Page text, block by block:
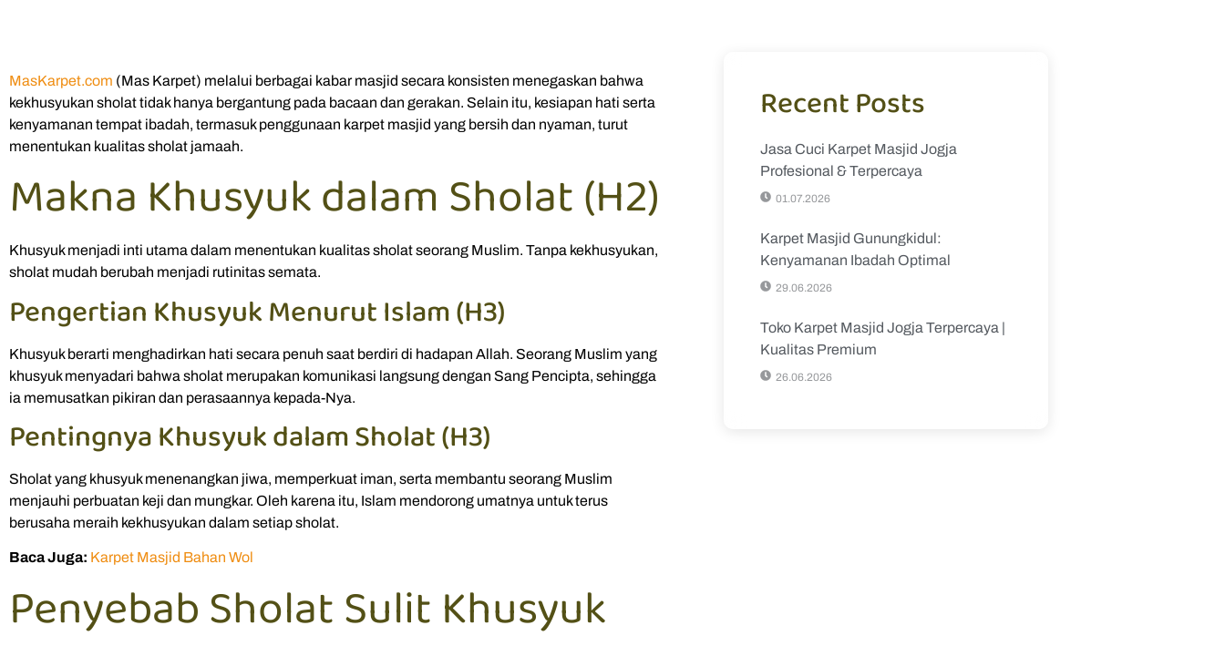
MasKarpet.com (Mas Karpet) melalui berbagai kabar masjid secara konsisten menegaskan bahwa
kekhusyukan sholat tidak hanya bergantung pada bacaan dan gerakan. Selain itu, kesiapan hati serta
kenyamanan tempat ibadah, termasuk penggunaan karpet masjid yang bersih dan nyaman, turut
menentukan kualitas sholat jamaah.
Makna Khusyuk dalam Sholat (H2)
Khusyuk menjadi inti utama dalam menentukan kualitas sholat seorang Muslim. Tanpa kekhusyukan,
sholat mudah berubah menjadi rutinitas semata.
Pengertian Khusyuk Menurut Islam (H3)
Khusyuk berarti menghadirkan hati secara penuh saat berdiri di hadapan Allah. Seorang Muslim yang
khusyuk menyadari bahwa sholat merupakan komunikasi langsung dengan Sang Pencipta, sehingga
ia memusatkan pikiran dan perasaannya kepada-Nya.
Pentingnya Khusyuk dalam Sholat (H3)
Sholat yang khusyuk menenangkan jiwa, memperkuat iman, serta membantu seorang Muslim
menjauhi perbuatan keji dan mungkar. Oleh karena itu, Islam mendorong umatnya untuk terus
berusaha meraih kekhusyukan dalam setiap sholat.
Baca Juga: Karpet Masjid Bahan Wol
Penyebab Sholat Sulit Khusyuk
Recent Posts
Jasa Cuci Karpet Masjid Jogja
Profesional & Terpercaya
01.07.2026
Karpet Masjid Gunungkidul:
Kenyamanan Ibadah Optimal
29.06.2026
Toko Karpet Masjid Jogja Terpercaya |
Kualitas Premium
26.06.2026